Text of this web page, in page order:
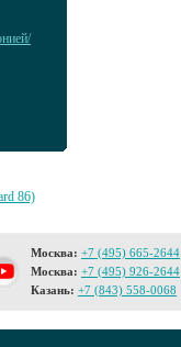
Москва: +7 (495) 665-2644
Москва: +7 (495) 926-2644
Казань: +7 (843) 558-0068